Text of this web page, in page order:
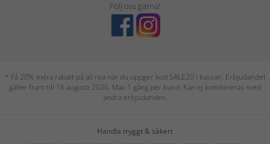
Följ oss gärna!
* Få 20% extra rabatt på all rea när du uppger kod SALE20 i kassan. Erbjudandet
gäller fram till 16 augusti 2026. Max 1 gång per kund. Kan ej kombineras med
andra erbjudanden.
Handla tryggt & säkert